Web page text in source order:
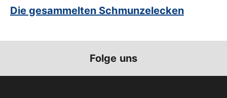
Die gesammelten Schmunzelecken
Folge uns